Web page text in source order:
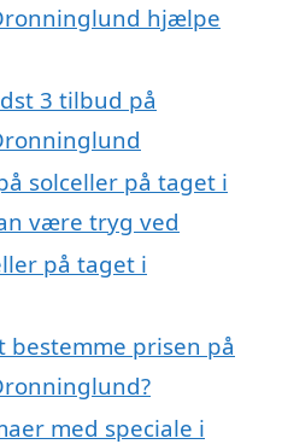
hjælpe
3 tilbud på
solceller på taget i
være tryg ved
på taget i
bestemme prisen på
med speciale i